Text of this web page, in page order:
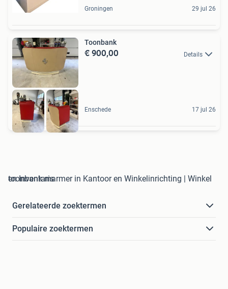
Groningen 29 jul 26
Toonbank
€ 900,00 Details
Enschede 17 jul 26
toonbank marmer in Kantoor en Winkelinrichting | Winkel en Inventaris
Gerelateerde zoektermen
Populaire zoektermen